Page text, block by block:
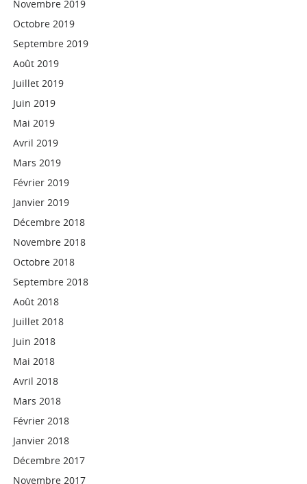
Novembre 2019
Octobre 2019
Septembre 2019
Août 2019
Juillet 2019
Juin 2019
Mai 2019
Avril 2019
Mars 2019
Février 2019
Janvier 2019
Décembre 2018
Novembre 2018
Octobre 2018
Septembre 2018
Août 2018
Juillet 2018
Juin 2018
Mai 2018
Avril 2018
Mars 2018
Février 2018
Janvier 2018
Décembre 2017
Novembre 2017